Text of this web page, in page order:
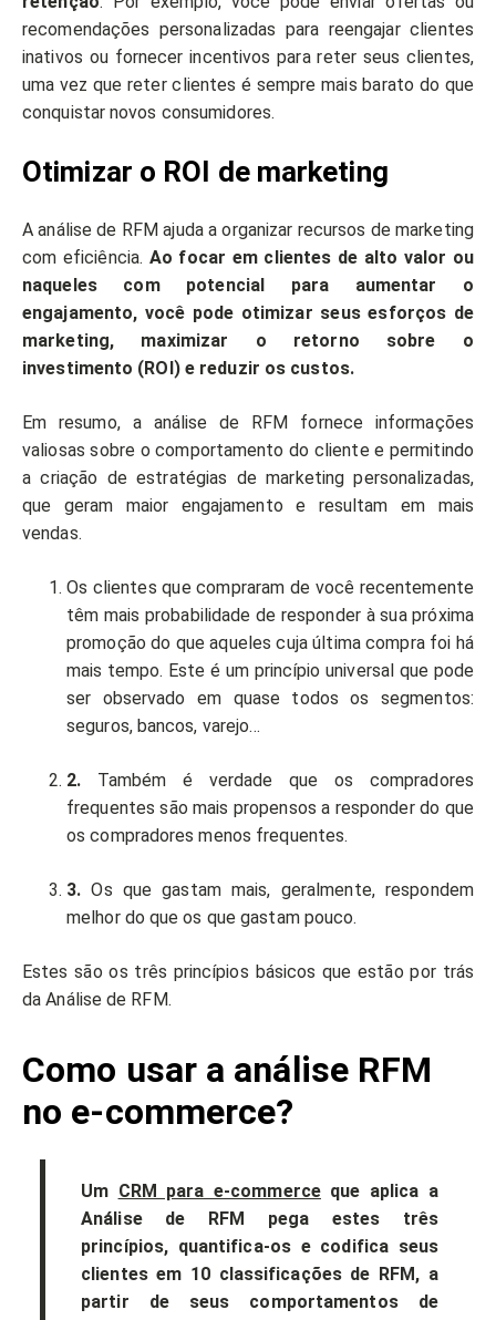
recomendações personalizadas para reengajar clientes
inativos ou fornecer incentivos para reter seus clientes,
uma vez que reter clientes é sempre mais barato do que
conquistar novos consumidores.
Otimizar o ROI de marketing
A análise de RFM ajuda a organizar recursos de marketing
com eficiência. Ao focar em clientes de alto valor ou
naqueles com potencial para aumentar o
engajamento, você pode otimizar seus esforços de
marketing, maximizar o retorno sobre o
investimento (ROI) e reduzir os custos.
Em resumo, a análise de RFM fornece informações
valiosas sobre o comportamento do cliente e permitindo
a criação de estratégias de marketing personalizadas,
que geram maior engajamento e resultam em mais
vendas.
Os clientes que compraram de você recentemente
têm mais probabilidade de responder à sua próxima
promoção do que aqueles cuja última compra foi há
mais tempo. Este é um princípio universal que pode
ser observado em quase todos os segmentos:
seguros, bancos, varejo…
2. Também é verdade que os compradores
frequentes são mais propensos a responder do que
os compradores menos frequentes.
3.Os que gastam mais, geralmente, respondem
melhor do que os que gastam pouco.
Estes são os três princípios básicos que estão por trás
da Análise de RFM.
Como usar a análise RFM
no e-commerce?
Um CRM para e-commerceque aplica a
Análise de RFM pega estes três
princípios, quantifica-os e codifica seus
clientes em 10 classificações de RFM, a
partir de seus comportamentos de